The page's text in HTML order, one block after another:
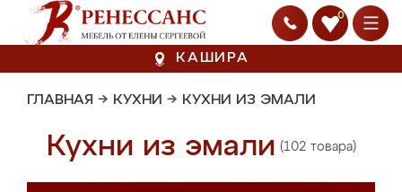
0
КАШИРА
ГЛАВНАЯ → КУХНИ → КУХНИ ИЗ ЭМАЛИ
Кухни из эмали (102 товара)